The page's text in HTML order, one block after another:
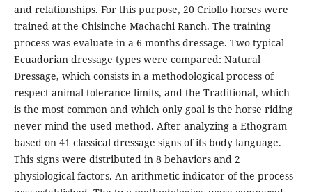
and relationships. For this purpose, 20 Criollo horses were
trained at the Chisinche Machachi Ranch. The training
process was evaluate in a 6 months dressage. Two typical
Ecuadorian dressage types were compared: Natural
Dressage, which consists in a methodological process of
respect animal tolerance limits, and the Traditional, which
is the most common and which only goal is the horse riding
never mind the used method. After analyzing a Ethogram
based on 41 classical dressage signs of its body language.
This signs were distributed in 8 behaviors and 2
physiological factors. An arithmetic indicator of the process